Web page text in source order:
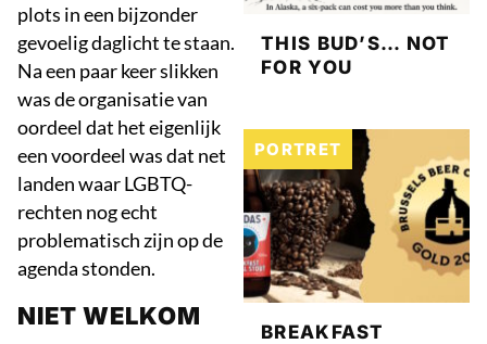
plots in een bijzonder
gevoelig daglicht te staan.
Na een paar keer slikken
was de organisatie van
oordeel dat het eigenlijk
een voordeel was dat net
landen waar LGBTQ-
rechten nog echt
problematisch zijn op de
agenda stonden.
NIET WELKOM
THIS BUD’S… NOT
FOR YOU
PORTRET
BREAKFAST